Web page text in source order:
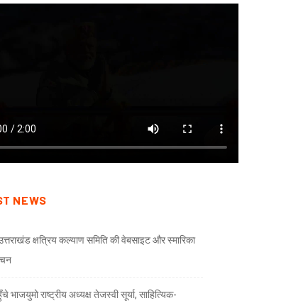
NEWS
क्षत्रिय कल्याण समिति की वेबसाइट और स्मारिका
राष्ट्रीय अध्यक्ष तेजस्वी सूर्या, साहित्यिक-